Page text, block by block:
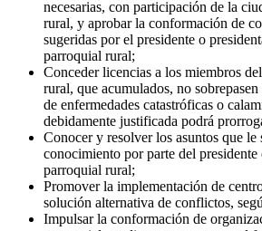
necesarias, con participación de la
rural, y aprobar la conformación de
sugeridas por el presidente o
parroquial rural;
Conceder licencias a los miembros
rural, que acumulados, no
de enfermedades catastróficas o
debidamente justificada podrá
Conocer y resolver los asuntos que le
conocimiento por parte del presidente
parroquial rural;
Promover la implementación de
solución alternativa de conflictos,
Impulsar la conformación de